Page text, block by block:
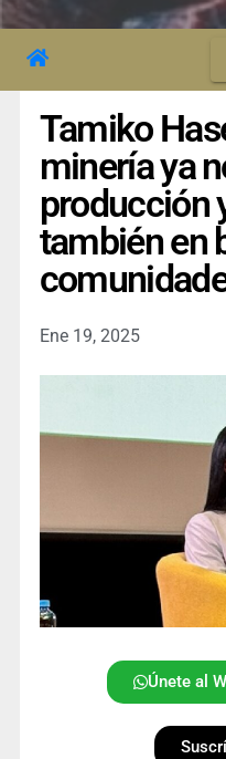
Tamiko
minería ya
producción
también en
Ene 19, 2025
Únete al